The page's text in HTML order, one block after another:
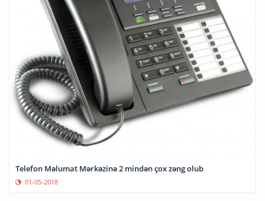
Telefon Məlumat Mərkəzinə 2 mindən çox zəng olub
01-05-2018